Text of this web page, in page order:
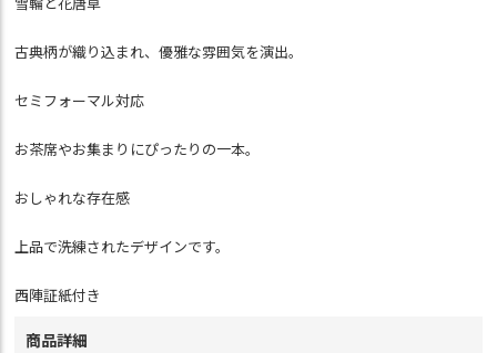
古典柄が織り込まれ、優雅な雰囲気を演出。
セミフォーマル対応
お茶席やお集まりにぴったりの一本。
おしゃれな存在感
上品で洗練されたデザインです。
西陣証紙付き
商品詳細